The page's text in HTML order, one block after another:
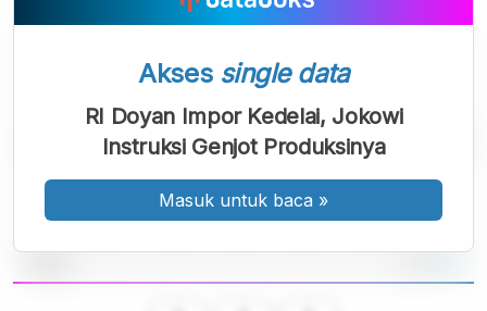
Akses single data
RI Doyan Impor Kedelai, Jokowi
Instruksi Genjot Produksinya
Masuk untuk baca »